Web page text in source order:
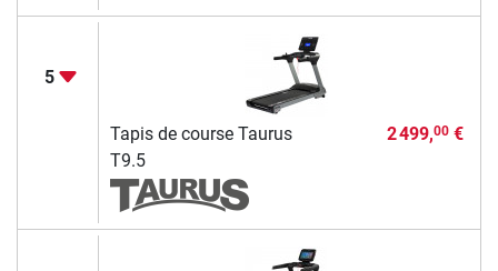
5
Tapis de course Taurus
T9.5
2 499,00€